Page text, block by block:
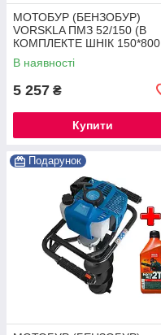
МОТОБУР (БЕНЗОБУР)
VORSKLA ПМЗ 52/150 (В
КОМПЛЕКТЕ ШНІК 150*800
мм)
В наявності
5 257 ₴
Купити
Подарунок